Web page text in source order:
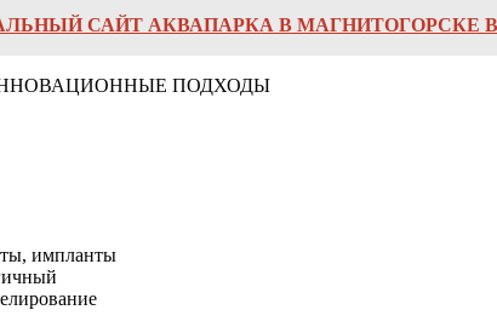
САЙТ АКВАПАРКА В МАГНИТОГОРСКЕ
ПОДХОДЫ
импланты